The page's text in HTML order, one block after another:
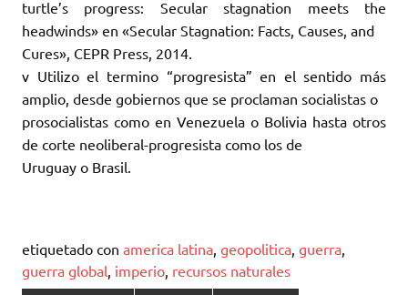
turtle’s progress: Secular stagnation meets the
headwinds» en «Secular Stagnation: Facts, Causes, and
Cures», CEPR Press, 2014.
v Utilizo el termino “progresista” en el sentido más
amplio, desde gobiernos que se proclaman socialistas o
prosocialistas como en Venezuela o Bolivia hasta otros
de corte neoliberal-progresista como los de
Uruguay o Brasil.
etiquetado con america latina geopolitica guerra
guerra global imperio recursos naturales